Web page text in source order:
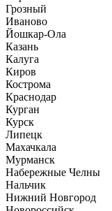
Грозный
Иваново
Йошкар-Ола
Казань
Калуга
Киров
Кострома
Краснодар
Курган
Курск
Липецк
Махачкала
Мурманск
Набережные Челны
Нальчик
Нижний Новгород